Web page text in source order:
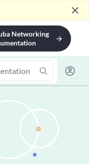
close
Networking
arrow_forward